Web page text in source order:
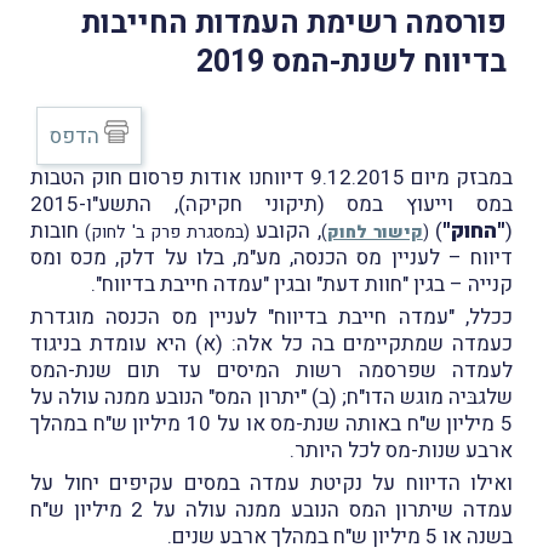
פורסמה רשימת העמדות החייבות
בדיווח לשנת-המס 2019
במבזק מיום 9.12.2015 דיווחנו אודות פרסום חוק הטבות
במס וייעוץ במס (תיקוני חקיקה), התשע"ו-2015
("החוק")
(קישור לחוק), הקובע (במסגרת פרק ב' לחוק)חובות
דיווח – לעניין מס הכנסה, מע"מ, בלו על דלק, מכס ומס
קנייה – בגין "חוות דעת" ובגין "עמדה חייבת בדיווח".
ככלל, "עמדה חייבת בדיווח" לעניין מס הכנסה מוגדרת
כעמדה שמתקיימים בה כל אלה: (א) היא עומדת בניגוד
לעמדה שפרסמה רשות המיסים עד תום שנת-המס
שלגבּיה מוגש הדו"ח; (ב) "יתרון המס" הנובע ממנה עולה על
5 מיליון ש"ח באותה שנת-מס או על 10 מיליון ש"ח במהלך
ארבע שנות-מס לכל היותר.
ואילו הדיווח על נקיטת עמדה במסים עקיפים יחול על
עמדה שיתרון המס הנובע ממנה עולה על 2 מיליון ש"ח
בשנה או 5 מיליון ש"ח במהלך ארבע שנים.